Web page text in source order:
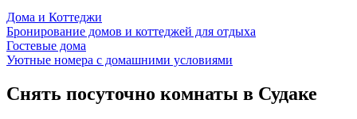
Дома и Коттеджи
Бронирование домов и коттеджей для отдыха
Гостевые дома
Уютные номера с домашними условиями
Снять посуточно комнаты в Судаке